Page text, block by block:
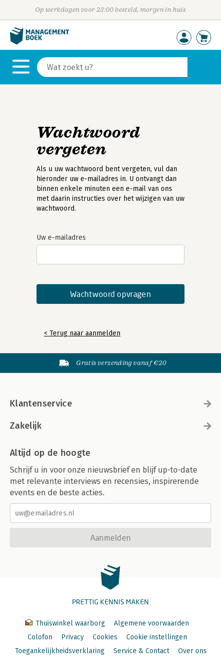
Op werkdagen voor 23:00 besteld, morgen in huis
Wachtwoord
vergeten
Als u uw wachtwoord bent vergeten, vul dan
hieronder uw e-mailadres in. U ontvangt dan
binnen enkele minuten een e-mail van ons
met daarin instructies over het wijzigen van uw
wachtwoord.
Uw e-mailadres
< Terug naar aanmelden
Gratis verzending vanaf €20
Klantenservice
Zakelijk
Altijd op de hoogte
Schrijf u in voor onze nieuwsbrief en blijf up-to-date
met relevante interviews en recensies, inspirerende
events en de beste acties.
Aanmelden
PRETTIG KENNIS MAKEN
Thuiswinkel waarborg
Algemene voorwaarden
Colofon
Privacy Cookies
Cookie instellingen
Toegankelijkheidsverklaring
Service & Contact Over ons